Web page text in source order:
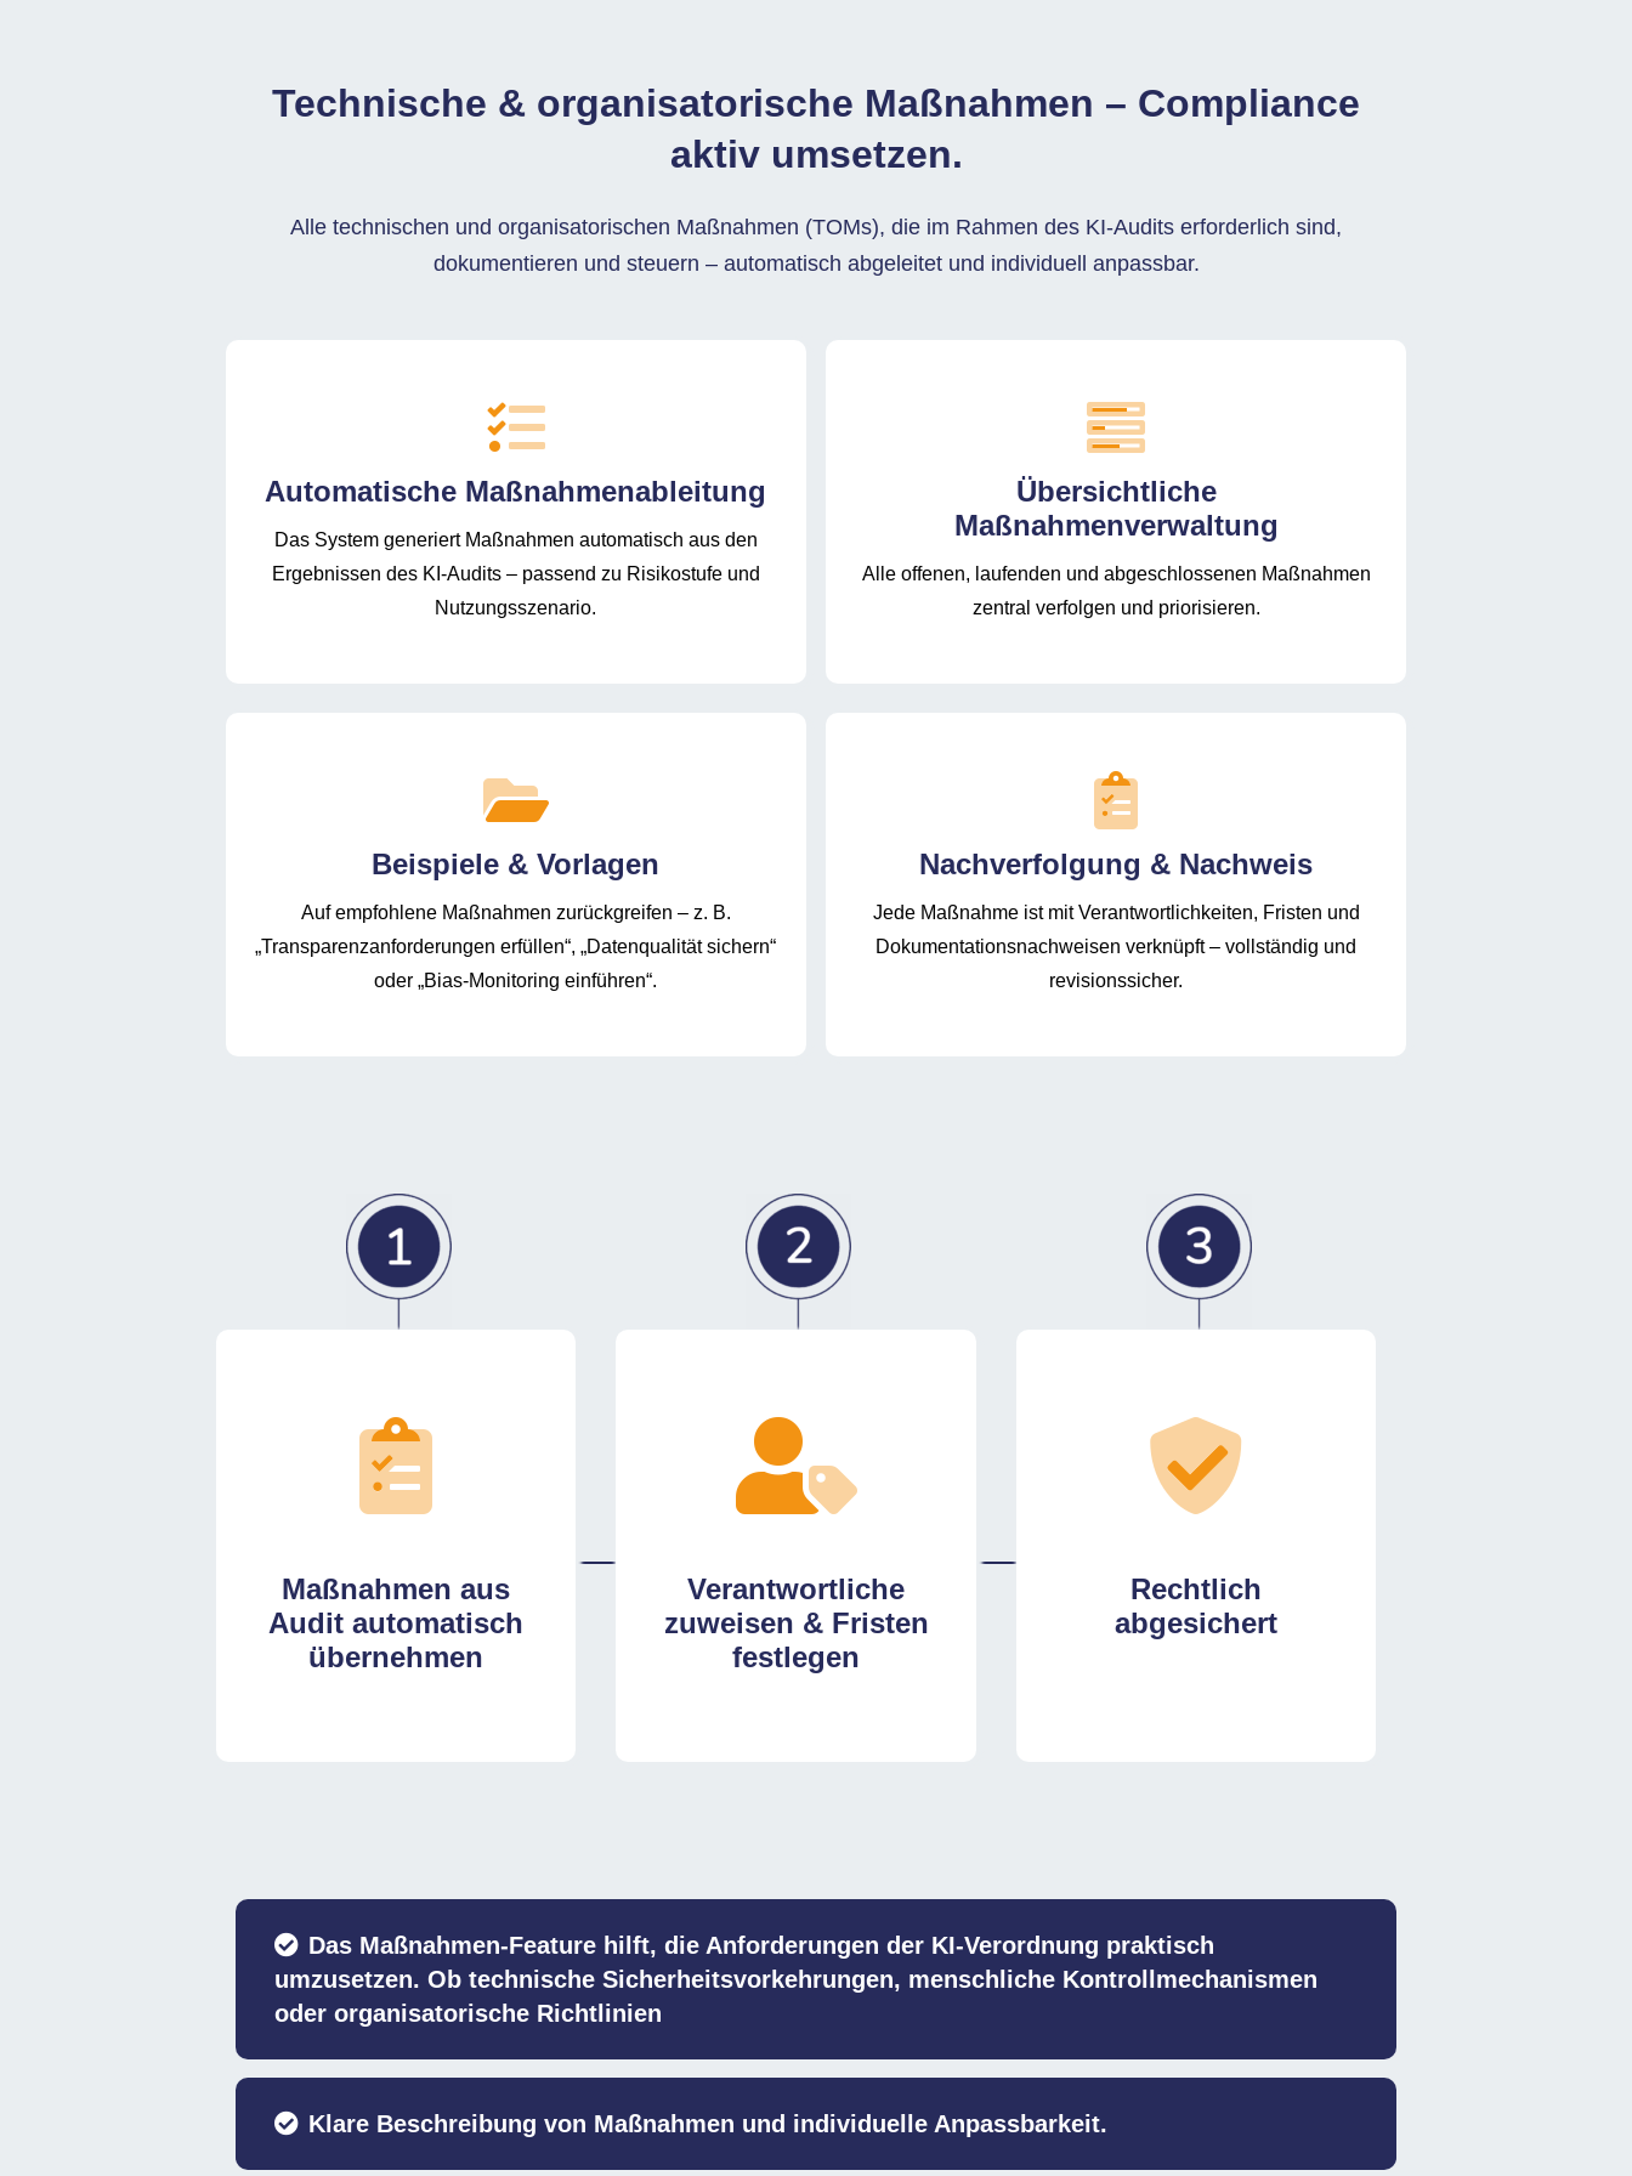
Technische & organisatorische Maßnahmen – Compliance
aktiv umsetzen.
Alle technischen und organisatorischen Maßnahmen (TOMs), die im Rahmen des KI-Audits erforderlich sind,
dokumentieren und steuern – automatisch abgeleitet und individuell anpassbar.
Automatische Maßnahmenableitung
Das System generiert Maßnahmen automatisch aus den
Ergebnissen des KI-Audits – passend zu Risikostufe und
Nutzungsszenario.
Übersichtliche
Maßnahmenverwaltung
Alle offenen, laufenden und abgeschlossenen Maßnahmen
zentral verfolgen und priorisieren.
Beispiele & Vorlagen
Auf empfohlene Maßnahmen zurückgreifen – z. B.
„Transparenzanforderungen erfüllen“, „Datenqualität sichern“
oder „Bias-Monitoring einführen“.
Nachverfolgung & Nachweis
Jede Maßnahme ist mit Verantwortlichkeiten, Fristen und
Dokumentationsnachweisen verknüpft – vollständig und
revisionssicher.
Maßnahmen aus
Audit automatisch
übernehmen
Verantwortliche
zuweisen & Fristen
festlegen
Rechtlich
abgesichert
Das Maßnahmen-Feature hilft, die Anforderungen der KI-Verordnung praktisch
umzusetzen. Ob technische Sicherheitsvorkehrungen, menschliche Kontrollmechanismen
oder organisatorische Richtlinien
Klare Beschreibung von Maßnahmen und individuelle Anpassbarkeit.